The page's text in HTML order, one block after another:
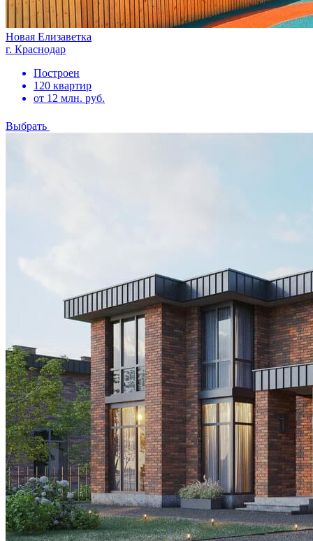
Новая Елизаветка
г. Краснодар
Построен
120 квартир
от 12 млн. руб.
Выбрать